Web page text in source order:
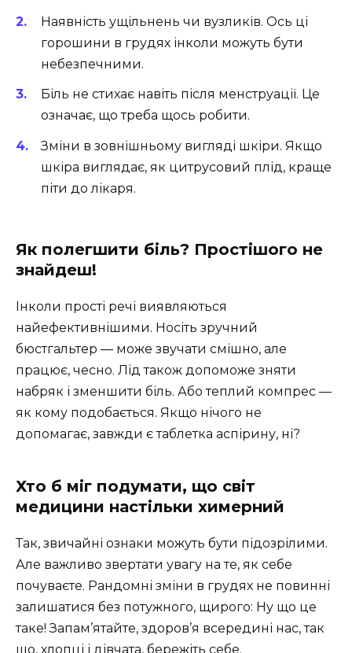
Наявність ущільнень чи вузликів. Ось ці
горошини в грудях інколи можуть бути
небезпечними.
Біль не стихає навіть після менструації. Це
означає, що треба щось робити.
Зміни в зовнішньому вигляді шкіри. Якщо
шкіра виглядає, як цитрусовий плід, краще
піти до лікаря.
Як полегшити біль? Простішого не
знайдеш!
Інколи прості речі виявляються
найефективнішими. Носіть зручний
бюстгальтер — може звучати смішно, але
працює, чесно. Лід також допоможе зняти
набряк і зменшити біль. Або теплий компрес —
як кому подобається. Якщо нічого не
допомагає, завжди є таблетка аспірину, ні?
Хто б міг подумати, що світ
медицини настільки химерний
Так, звичайні ознаки можуть бути підозрілими.
Але важливо звертати увагу на те, як себе
почуваєте. Рандомні зміни в грудях не повинні
залишатися без потужного, щирого: Ну що це
таке! Запам’ятайте, здоров’я всередині нас, так
що, хлопці і дівчата, бережіть себе.